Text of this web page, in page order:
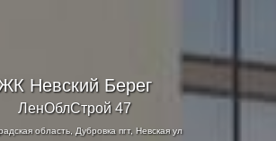
Невский Берег
ЛенОблСтрой 47
область, Дубровка пгт, Невская ул